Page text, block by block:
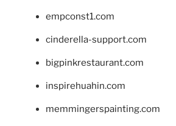
empconst1.com
cinderella-support.com
bigpinkrestaurant.com
inspirehuahin.com
memmingerspainting.com